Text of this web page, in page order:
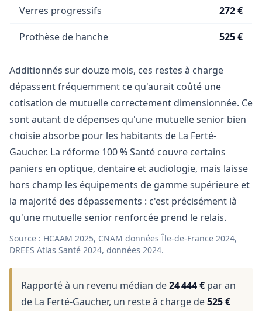
Verres progressifs 272 €
Prothèse de hanche 525 €
Additionnés sur douze mois, ces restes à charge
dépassent fréquemment ce qu'aurait coûté une
cotisation de mutuelle correctement dimensionnée. Ce
sont autant de dépenses qu'une mutuelle senior bien
choisie absorbe pour les habitants de La Ferté-
Gaucher. La réforme 100 % Santé couvre certains
paniers en optique, dentaire et audiologie, mais laisse
hors champ les équipements de gamme supérieure et
la majorité des dépassements : c'est précisément là
qu'une mutuelle senior renforcée prend le relais.
Source : HCAAM 2025, CNAM données Île-de-France 2024,
DREES Atlas Santé 2024, données 2024.
Rapporté à un revenu médian de24 444 € par an
de La Ferté-Gaucher, un reste à charge de525 €